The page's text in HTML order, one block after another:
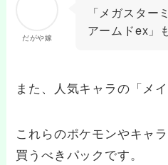
だがや嫁
「メガスター
アームドex」
また、人気キャラの「メ
これらのポケモンやキャ
買うべきパックです。